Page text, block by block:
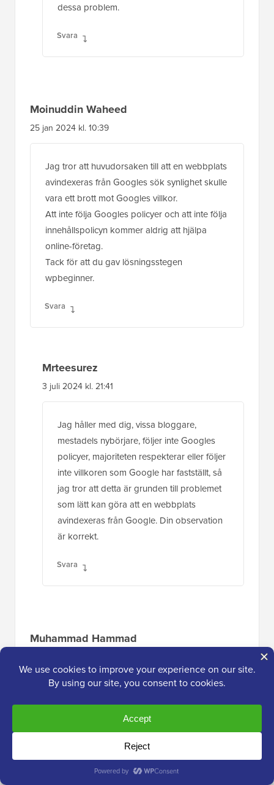
dessa problem.
Svara
Moinuddin Waheed
25 jan 2024 kl. 10:39
Jag tror att huvudorsaken till att en webbplats
avindexeras från Googles sök synlighet skulle
vara ett brott mot Googles villkor.
Att inte följa Googles policyer och att inte följa
innehållspolicyn kommer aldrig att hjälpa
online-företag.
Tack för att du gav lösningsstegen
wpbeginner.
Svara
Mrteesurez
3 juli 2024 kl. 21:41
Jag håller med dig, vissa bloggare,
mestadels nybörjare, följer inte Googles
policyer, majoriteten respekterar eller följer
inte villkoren som Google har fastställt, så
jag tror att detta är grunden till problemet
som lätt kan göra att en webbplats
avindexeras från Google. Din observation
är korrekt.
Svara
Muhammad Hammad
strukturen på min WP-sajt och skickade in en
ny XML-sajtkarta, men mina nya URL:er
indexeras fortfarande inte.